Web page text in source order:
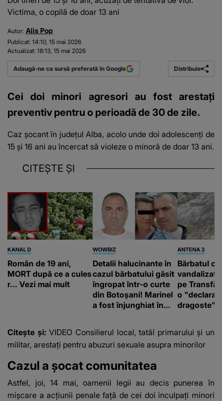
Victima, o copilă de doar 13 ani
Autor: Alis Pop
Publicat: 14:10, 15 mai 2026
Actualizat: 18:13, 15 mai 2026
Adaugă-ne ca sursă preferată în Google Distribuie
Cei doi minori agresori au fost arestați
preventiv pentru o perioadă de 30 de zile.
Caz șocant în județul Alba, acolo unde doi adolescenți de
15 și 16 ani au încercat să violeze o minoră de doar 13 ani.
CITEȘTE ȘI
KANAL D
Român de 19 ani,
MORT după ce a cules
r... Vezi mai mult
WOWBIZ
Detalii halucinante în
cazul bărbatului găsit
îngropat într-o curte
din Botoșani! Marinel
a fost înjunghiat în
suspecți
ANTENA 3
Bărbatul
vandalizat
pe
o
dragoste"
Citește și:VIDEO Consilierul local, tatăl primarului și un
militar, arestați pentru abuzuri sexuale asupra minorilor
Cazul a șocat comunitatea
Astfel, joi, 14 mai, oamenii legii au decis punerea în
mişcare a acţiunii penale faţă de cei doi inculpaţi minori